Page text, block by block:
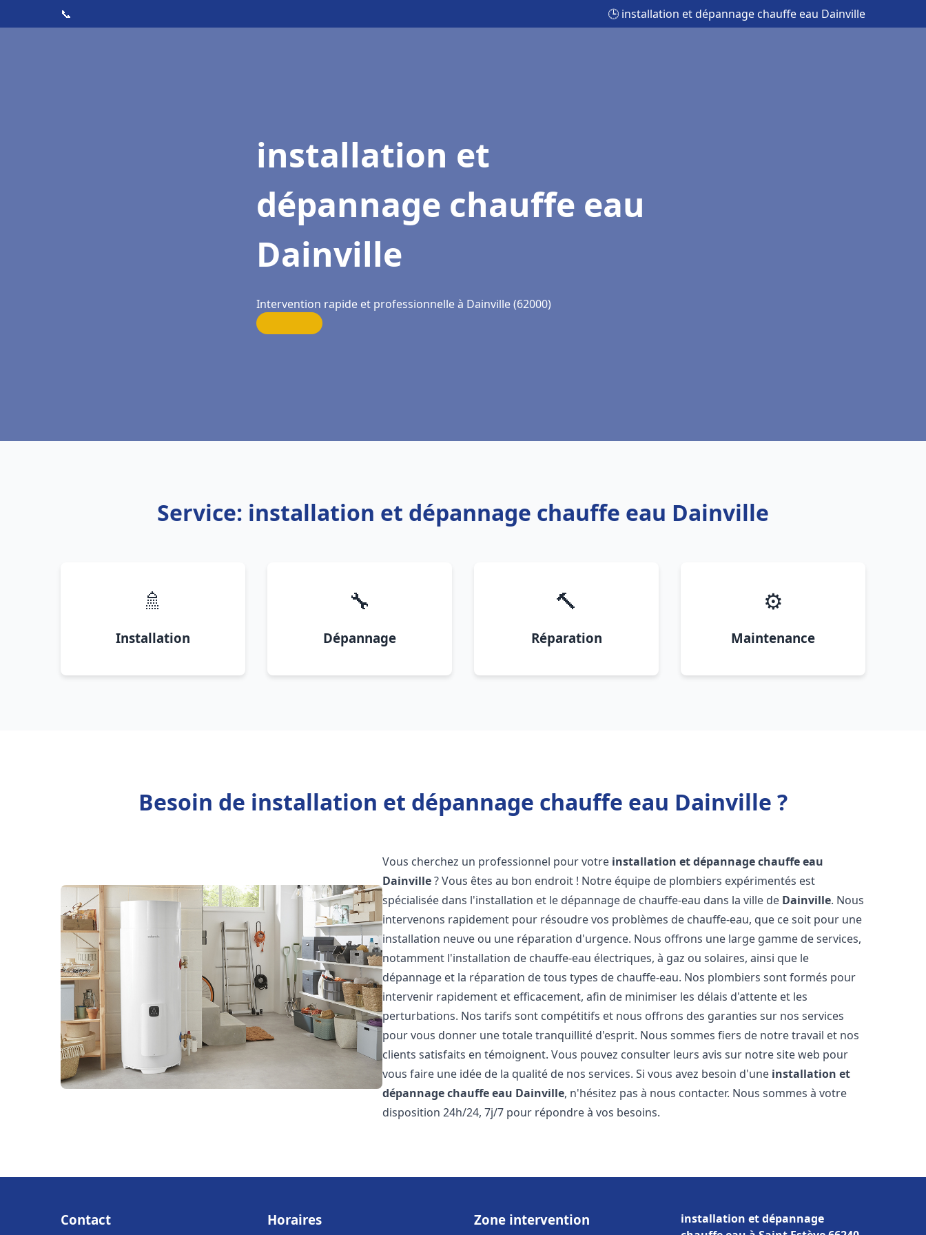
📞 🕒 installation et dépannage chauffe eau Dainville
installation et
dépannage chauffe eau
Dainville
Intervention rapide et professionnelle à Dainville (62000)
Service: installation et dépannage chauffe eau Dainville
🚿
Installation
🔧
Dépannage
🔨
Réparation
⚙️
Maintenance
Besoin de installation et dépannage chauffe eau Dainville ?
Vous cherchez un professionnel pour votre installation et dépannage chauffe eau
Dainville? Vous êtes au bon endroit ! Notre équipe de plombiers expérimentés est
spécialisée dans l'installation et le dépannage de chauffe-eau dans la ville de Dainville. Nous
intervenons rapidement pour résoudre vos problèmes de chauffe-eau, que ce soit pour une
installation neuve ou une réparation d'urgence. Nous offrons une large gamme de services,
notamment l'installation de chauffe-eau électriques, à gaz ou solaires, ainsi que le
dépannage et la réparation de tous types de chauffe-eau. Nos plombiers sont formés pour
intervenir rapidement et efficacement, afin de minimiser les délais d'attente et les
perturbations. Nos tarifs sont compétitifs et nous offrons des garanties sur nos services
pour vous donner une totale tranquillité d'esprit. Nous sommes fiers de notre travail et nos
clients satisfaits en témoignent. Vous pouvez consulter leurs avis sur notre site web pour
vous faire une idée de la qualité de nos services. Si vous avez besoin d'une installation et
dépannage chauffe eau Dainville, n'hésitez pas à nous contacter. Nous sommes à votre
disposition 24h/24, 7j/7 pour répondre à vos besoins.
Contact Horaires Zone intervention
installation et dépannage